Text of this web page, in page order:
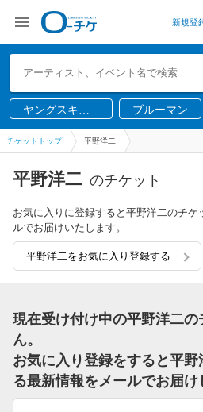
新規登
ヤングスキニ
ー
ブルーマン
チケットトップ 平野洋二
平野洋二 のチケット
お気に入りに登録すると平野洋二のチ
ルでお届けいたします。
平野洋二をお気に入り登録する
現在受け付け中の平野洋二
ん。
お気に入り登録をすると平
る最新情報をメールでお届け